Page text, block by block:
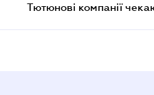
Тютюнові компанії